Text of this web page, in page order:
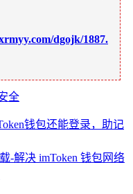
dgojk/1887.
全
钱包还能登录，助记
-解决 imToken 钱包网络